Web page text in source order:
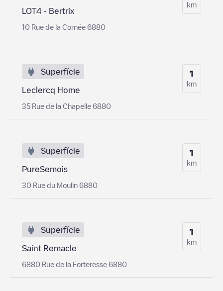
LOT4 - Bertrix
10 Rue de la Cornée 6880
km
Superfície
Leclercq Home
35 Rue de la Chapelle 6880
1
km
Superfície
PureSemois
30 Rue du Moulin 6880
1
km
Superfície
Saint Remacle
6880 Rue de la Forteresse 6880
1
km